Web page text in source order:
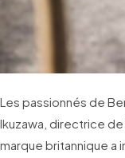
Les passionnés de
Ikuzawa, directrice
marque britannique a